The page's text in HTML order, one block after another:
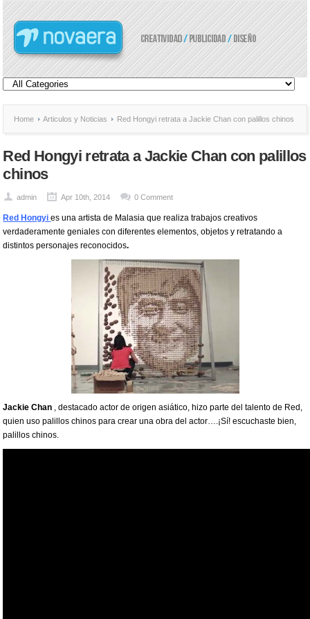
Home Articulos y Noticias Red Hongyi retrata a Jackie Chan con palillos chinos
Red Hongyi retrata a Jackie Chan con palillos
chinos
admin Apr 10th, 2014 0 Comment
Red Hongyies una artista de Malasia que realiza trabajos creativos
verdaderamente geniales con diferentes elementos, objetos y retratando a
distintos personajes reconocidos.
Jackie Chan
, destacado actor de origen asiático, hizo parte del talento de Red,
quien uso palillos chinos para crear una obra del actor….¡Sí! escuchaste bien,
palillos chinos.